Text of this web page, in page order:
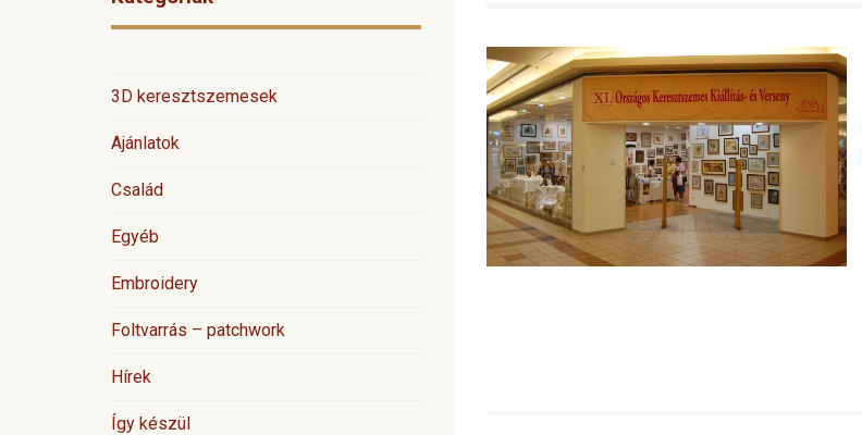
3D keresztszemesek
Ajánlatok
Család
Egyéb
Embroidery
Foltvarrás – patchwork
Hírek
Így készül